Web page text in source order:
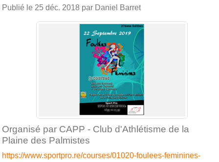
Publié le 25 déc. 2018 par Daniel Barret
Organisé par CAPP - Club d'Athlétisme de la
Plaine des Palmistes
https://www.sportpro.re/courses/01020-foulees-feminines-